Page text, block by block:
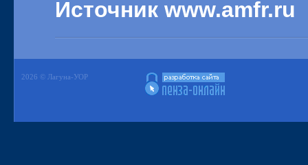
Источник www.amfr.ru
2026 © Лагуна-УОР